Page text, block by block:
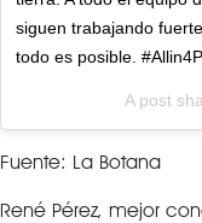
siguen trabajando
todo es posible.
A post
Fuente: La Botana
René Pérez, mejor